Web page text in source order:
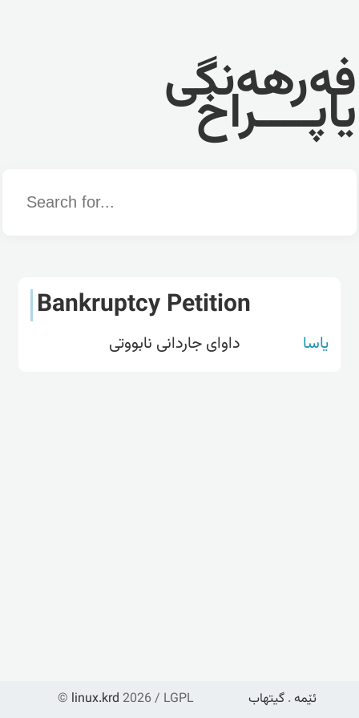
فەرهەنگی
یاپــــراخ
Word
Bankruptcy Petition
یاسا داوای جاردانی نابووتی
© linux.krd 2026 / LGPL ئێمە . گیتهاب